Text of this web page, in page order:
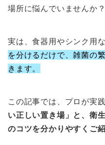
場所に悩んでいませんか？
実は、食器用やシンク用
を分けるだけで、雑菌の
きます。
この記事では、プロが実
い正しい置き場」と、衛
のコツを分かりやすくご